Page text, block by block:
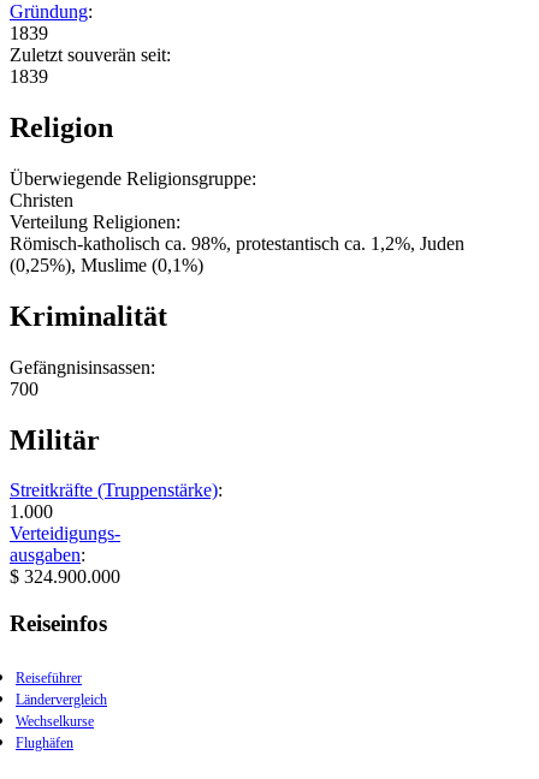
Gründung:
1839
Zuletzt souverän seit:
1839
Religion
Überwiegende Religionsgruppe:
Christen
Verteilung Religionen:
Römisch-katholisch ca. 98%, protestantisch ca. 1,2%, Juden
(0,25%), Muslime (0,1%)
Kriminalität
Gefängnisinsassen:
700
Militär
Streitkräfte (Truppenstärke):
1.000
Verteidigungs-
ausgaben:
$ 324.900.000
Reiseinfos
Reiseführer
Ländervergleich
Wechselkurse
Flughäfen